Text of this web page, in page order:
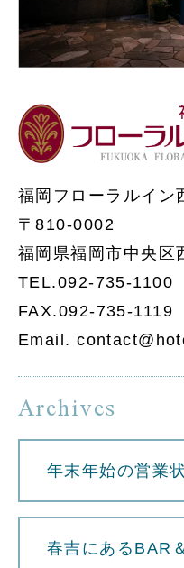
福岡フローラルイン
〒810-0002
福岡県福岡市中央区
TEL.092-735-1100
FAX.092-735-1119
Email.
Archives
年末年始の営業
春吉にあるBAR